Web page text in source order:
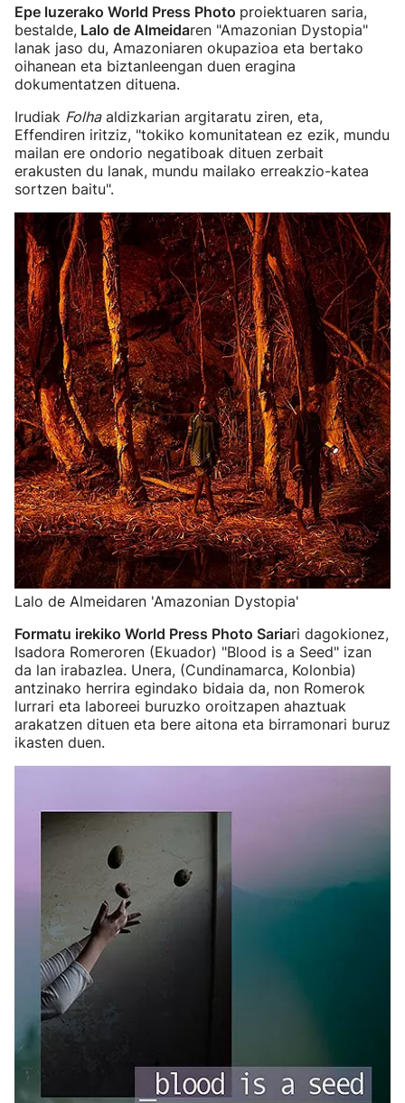
Epe luzerako World Press Photo proiektuaren saria,
bestalde, Lalo de Almeidaren "Amazonian Dystopia"
lanak jaso du, Amazoniaren okupazioa eta bertako
oihanean eta biztanleengan duen eragina
dokumentatzen dituena.
Irudiak Folhaaldizkarian argitaratu ziren, eta,
Effendiren iritziz, "tokiko komunitatean ez ezik, mundu
mailan ere ondorio negatiboak dituen zerbait
erakusten du lanak, mundu mailako erreakzio-katea
sortzen baitu".
Lalo de Almeidaren 'Amazonian Dystopia'
Formatu irekiko World Press Photo Sariari dagokionez,
Isadora Romeroren (Ekuador) "Blood is a Seed" izan
da lan irabazlea. Unera, (Cundinamarca, Kolonbia)
antzinako herrira egindako bidaia da, non Romerok
lurrari eta laboreei buruzko oroitzapen ahaztuak
arakatzen dituen eta bere aitona eta birramonari buruz
ikasten duen.